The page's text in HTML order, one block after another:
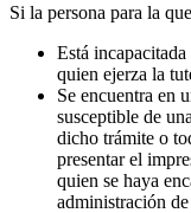
Si la persona para la
Está
quien ejerza la
Se encuentra en
susceptible de
dicho trámite o
presentar el
quien se haya
administración